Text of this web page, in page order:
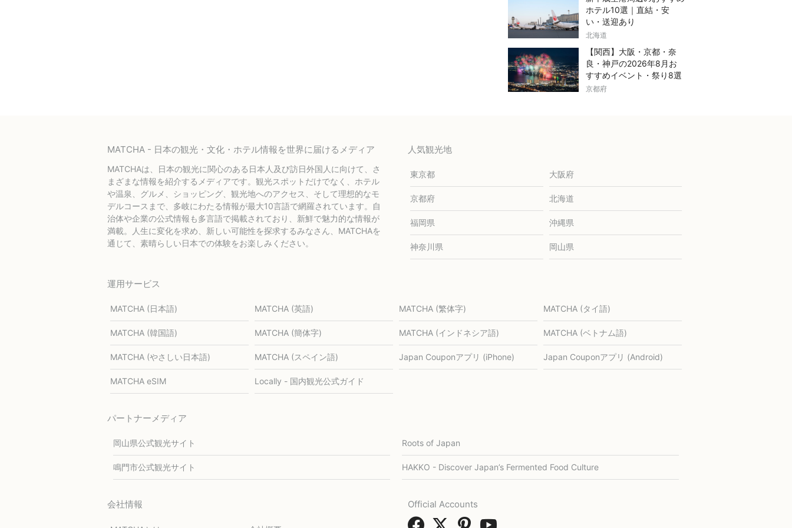
ホテル10選｜直結・安
い・送迎あり
北海道
【関西】大阪・京都・奈
良・神戸の2026年8月お
すすめイベント・祭り8選
京都府
MATCHA - 日本の観光・文化・ホテル情報を世界に届けるメディア
MATCHAは、日本の観光に関心のある日本人及び訪日外国人に向けて、さ
まざまな情報を紹介するメディアです。観光スポットだけでなく、ホテル
や温泉、グルメ、ショッピング、観光地へのアクセス、そして理想的なモ
デルコースまで、多岐にわたる情報が最大10言語で網羅されています。自
治体や企業の公式情報も多言語で掲載されており、新鮮で魅力的な情報が
満載。人生に変化を求め、新しい可能性を探求するみなさん、MATCHAを
通じて、素晴らしい日本での体験をお楽しみください。
人気観光地
東京都 大阪府
京都府 北海道
福岡県 沖縄県
神奈川県 岡山県
運用サービス
MATCHA (日本語) MATCHA (英語) MATCHA (繁体字) MATCHA (タイ語)
MATCHA (韓国語) MATCHA (簡体字) MATCHA (インドネシア語) MATCHA (ベトナム語)
MATCHA (やさしい日本語) MATCHA (スペイン語) Japan Couponアプリ (iPhone) Japan Couponアプリ (Android)
MATCHA eSIM Locally - 国内観光公式ガイド
パートナーメディア
岡山県公式観光サイト Roots of Japan
鳴門市公式観光サイト HAKKO - Discover Japan’s Fermented Food Culture
会社情報 Official Accounts